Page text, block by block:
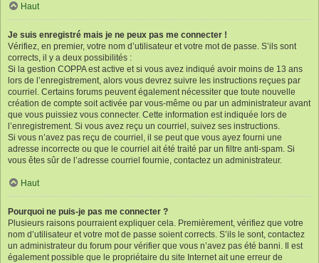
Haut
Je suis enregistré mais je ne peux pas me connecter !
Vérifiez, en premier, votre nom d’utilisateur et votre mot de passe. S’ils sont
corrects, il y a deux possibilités :
Si la gestion COPPA est active et si vous avez indiqué avoir moins de 13 ans
lors de l’enregistrement, alors vous devrez suivre les instructions reçues par
courriel. Certains forums peuvent également nécessiter que toute nouvelle
création de compte soit activée par vous-même ou par un administrateur avant
que vous puissiez vous connecter. Cette information est indiquée lors de
l’enregistrement. Si vous avez reçu un courriel, suivez ses instructions.
Si vous n’avez pas reçu de courriel, il se peut que vous ayez fourni une
adresse incorrecte ou que le courriel ait été traité par un filtre anti-spam. Si
vous êtes sûr de l’adresse courriel fournie, contactez un administrateur.
Haut
Pourquoi ne puis-je pas me connecter ?
Plusieurs raisons pourraient expliquer cela. Premièrement, vérifiez que votre
nom d’utilisateur et votre mot de passe soient corrects. S’ils le sont, contactez
un administrateur du forum pour vérifier que vous n’avez pas été banni. Il est
également possible que le propriétaire du site Internet ait une erreur de